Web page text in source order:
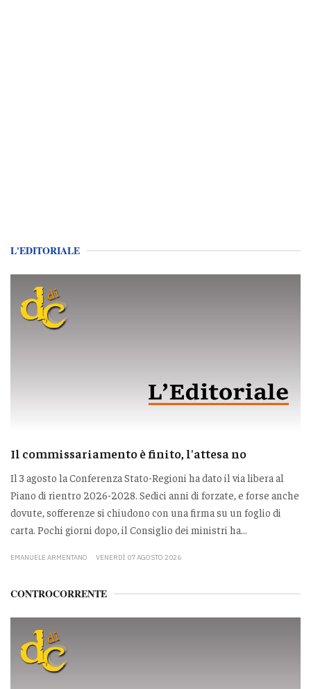
L'EDITORIALE
Il commissariamento è finito, l'attesa no
Il 3 agosto la Conferenza Stato-Regioni ha dato il via libera al
Piano di rientro 2026-2028. Sedici anni di forzate, e forse anche
dovute, sofferenze si chiudono con una firma su un foglio di
carta. Pochi giorni dopo, il Consiglio dei ministri ha...
EMANUELE ARMENTANO VENERDÌ 07 AGOSTO 2026
CONTROCORRENTE